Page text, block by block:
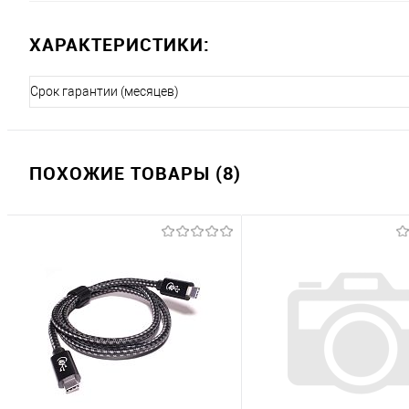
ХАРАКТЕРИСТИКИ:
Срок гарантии (месяцев)
ПОХОЖИЕ ТОВАРЫ (8)